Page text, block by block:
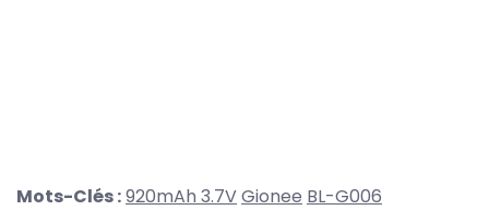
Mots-Clés :920mAh 3.7VGionee BL-G006